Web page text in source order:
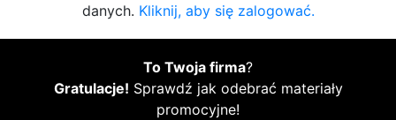
danych. Kliknij, aby się zalogować.
To Twoja firma?
Gratulacje! Sprawdź jak odebrać materiały
promocyjne!